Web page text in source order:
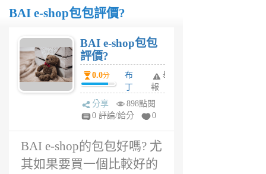
BAI e-shop包包評價?
BAI e-shop包包
評價?
0.0分
布
丁
6
年
舉
報
分享
898點閱
0 評論/給分
0
BAI e-shop的包包好嗎? 尤
其如果要買一個比較好的